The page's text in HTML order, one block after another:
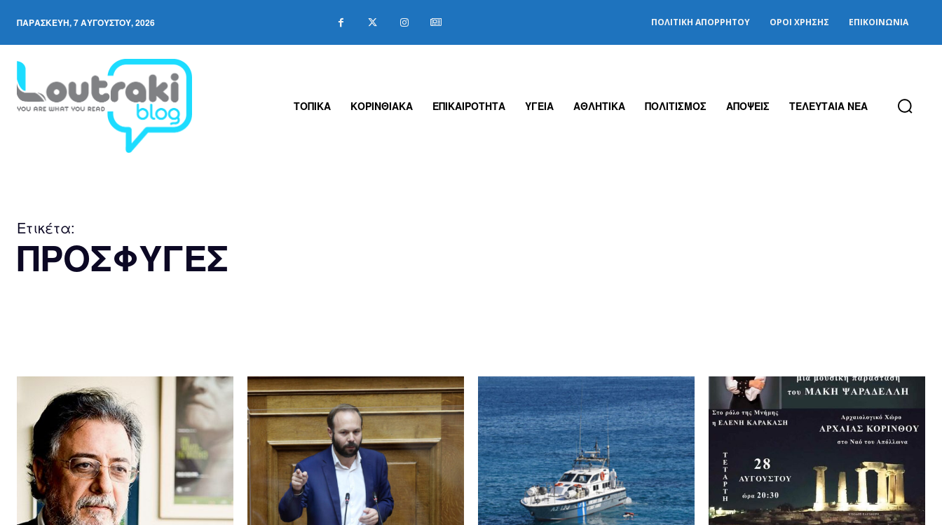
ΠΑΡΑΣΚΕΥΉ, 7 ΑΥΓΟΎΣΤΟΥ, 2026 ΠΟΛΙΤΙΚΉ ΑΠΟΡΡΉΤΟΥ ΌΡΟΙ ΧΡΉΣΗΣ ΕΠΙΚΟΙΝΩΝΊΑ
ΤΟΠΙΚΑ ΚΟΡΙΝΘΙΑΚΑ ΕΠΙΚΑΙΡΟΤΗΤΑ ΥΓΕΙΑ ΑΘΛΗΤΙΚΑ ΠΟΛΙΤΙΣΜΟΣ ΑΠΟΨΕΙΣ ΤΕΛΕΥΤΑΙΑ ΝΕΑ
Ετικέτα:
ΠΡΟΣΦΥΓΕΣ